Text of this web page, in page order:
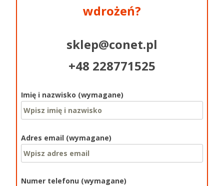
wdrożeń?
sklep@conet.pl
+48 228771525
Imię i nazwisko (wymagane)
Adres email (wymagane)
Numer telefonu (wymagane)